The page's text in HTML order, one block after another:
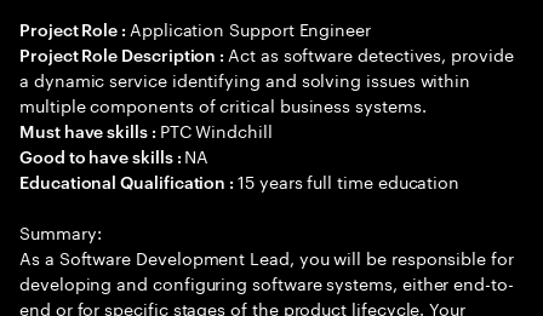
Project Role : Application Support Engineer
Project Role Description : Act as software detectives, provide
a dynamic service identifying and solving issues within
multiple components of critical business systems.
Must have skills : PTC Windchill
Good to have skills : NA
Educational Qualification :15 years full time education
Summary:
As a Software Development Lead, you will be responsible for
developing and configuring software systems, either end-to-
end or for specific stages of the product lifecycle. Your